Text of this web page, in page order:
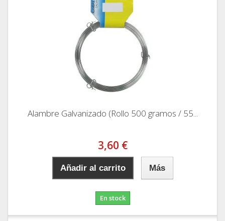
Alambre Galvanizado (Rollo 500 gramos / 55...
3,60 €
Añadir al carrito Más
En stock